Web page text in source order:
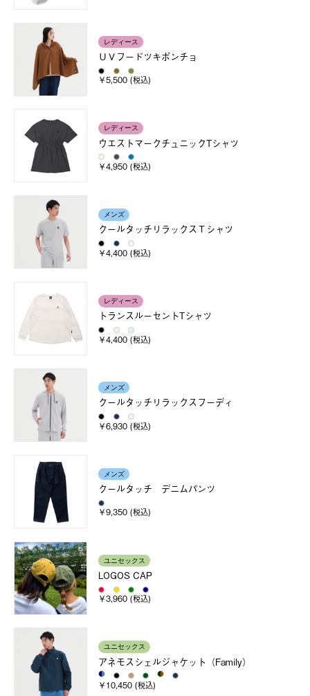
レディース
ＵＶフードツキポンチョ
￥5,500 (税込)
レディース
ウエストマークチュニックTシャツ
￥4,950 (税込)
メンズ
クールタッチリラックスＴシャツ
￥4,400 (税込)
レディース
トランスルーセントTシャツ
￥4,400 (税込)
メンズ
クールタッチリラックスフーディ
￥6,930 (税込)
メンズ
クールタッチ デニムパンツ
￥9,350 (税込)
ユニセックス
LOGOS CAP
￥3,960 (税込)
ユニセックス
アネモスシェルジャケット（Family）
￥10,450 (税込)